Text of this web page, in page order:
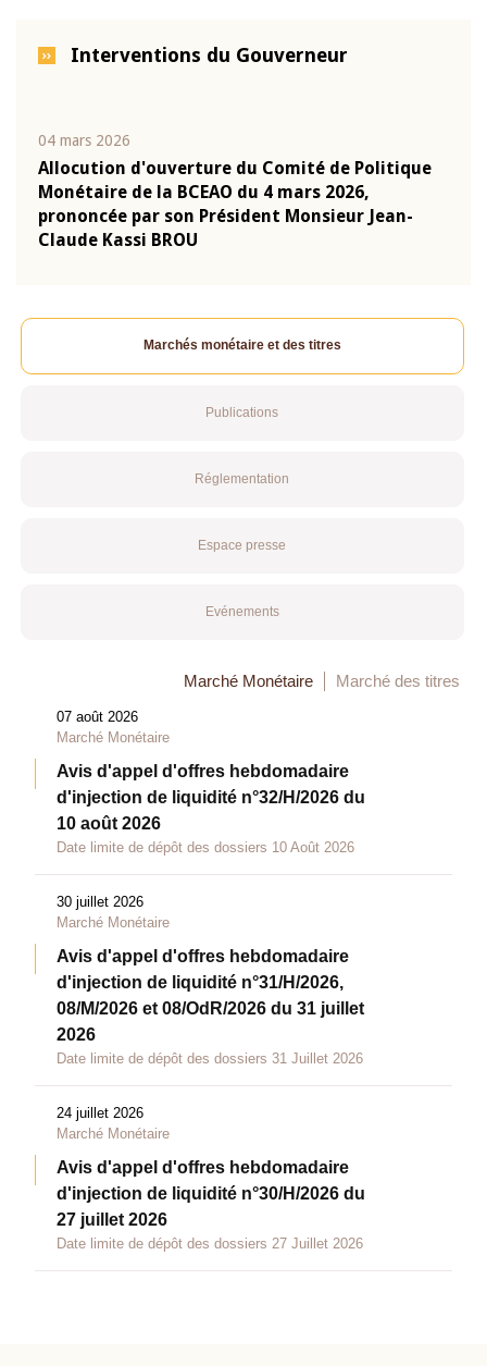
Interventions du Gouverneur
04 mars 2026
Allocution d'ouverture du Comité de Politique
Monétaire de la BCEAO du 4 mars 2026,
prononcée par son Président Monsieur Jean-
Claude Kassi BROU
Marchés monétaire et des titres
Publications
Réglementation
Espace presse
Evénements
Marché Monétaire Marché des titres
07 août 2026
Marché Monétaire
Avis d'appel d'offres hebdomadaire
d'injection de liquidité n°32/H/2026 du
10 août 2026
Date limite de dépôt des dossiers 10 Août 2026
30 juillet 2026
Marché Monétaire
Avis d'appel d'offres hebdomadaire
d'injection de liquidité n°31/H/2026,
08/M/2026 et 08/OdR/2026 du 31 juillet
2026
Date limite de dépôt des dossiers 31 Juillet 2026
24 juillet 2026
Marché Monétaire
Avis d'appel d'offres hebdomadaire
d'injection de liquidité n°30/H/2026 du
27 juillet 2026
Date limite de dépôt des dossiers 27 Juillet 2026